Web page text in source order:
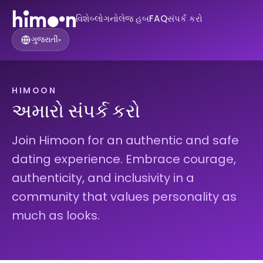
વિશેબ્લોગનોલેજ હબFAQસંપર્ક કરો
ગુજરાતી▾
HIMOON
અમારો સંપર્ક કરો
Join Himoon for an authentic and safe
dating experience. Embrace courage,
authenticity, and inclusivity in a
community that values personality as
much as looks.